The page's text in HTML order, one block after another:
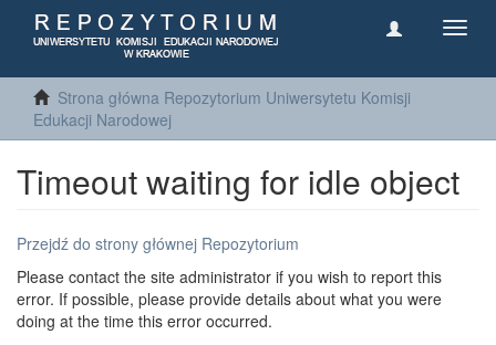
Strona główna Repozytorium Uniwersytetu Komisji
Edukacji Narodowej
Timeout waiting for idle object
Przejdź do strony głównej Repozytorium
Please contact the site administrator if you wish to report this
error. If possible, please provide details about what you were
doing at the time this error occurred.